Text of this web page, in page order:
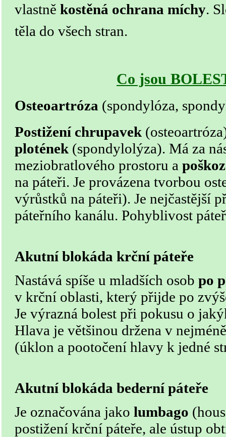
vlastně kostěná ochrana míchy.
těla do všech stran.
Co jsou
Osteoartróza (spondylóza,
Postižení chrupavek
plotének (spondylolýza). Má za
meziobratlového prostoru a
na páteři. Je provázena tvorbou
výrůstků na páteři). Je nejčastější
páteřního kanálu. Pohyblivost
Akutní blokáda krční páteře
Nastává spíše u mladších osob po
v krční oblasti, který přijde po
Je výrazná bolest při pokusu o
Hlava je většinou držena v
(úklon a pootočení hlavy k jedné
Akutní blokáda bederní páteře
Je označována jako lumbago
postižení krční páteře, ale ústup